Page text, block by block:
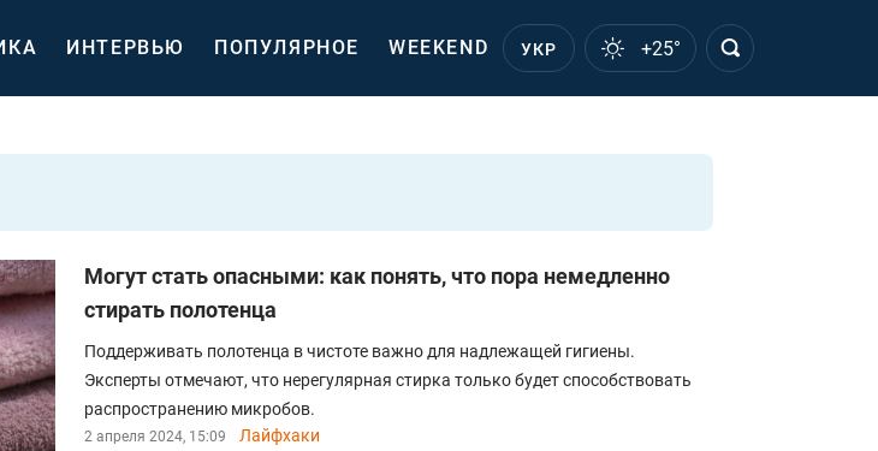
ИНТЕРВЬЮ ПОПУЛЯРНОЕ WEEKEND УКР +25°
Могут стать опасными: как понять, что пора немедленно
стирать полотенца
Поддерживать полотенца в чистоте важно для надлежащей гигиены.
Эксперты отмечают, что нерегулярная стирка только будет способствовать
распространению микробов.
2 апреля 2024, 15:09 Лайфхаки